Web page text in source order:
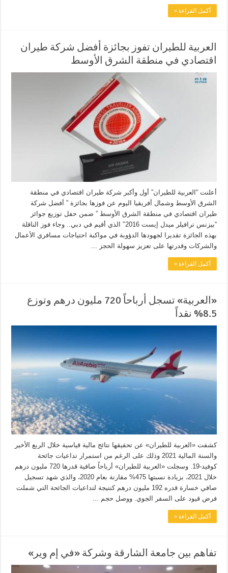
أكمل القراءة »
العربية للطيران تفوز بجائزة أفضل شركة طيران
اقتصادي في منطقة الشرق الأوسط
أعلنت “العربية للطيران” أول وأكبر شركة طيران اقتصادي في منطقة
الشرق الأوسط وشمال أفريقيا اليوم عن فوزها بجائزة ” أفضل شركة
طيران اقتصادي في منطقة الشرق الأوسط ” ضمن حفل توزيع جوائز
“بيزنس ترافيلر ميدل إيست 2016″ الذي أقيم في دبي.. وجاء فوز الناقلة
بهذه الجائزة تقديرا لجهودها الدؤوبة في مواكبة احتياجات مسافري الأعمال
والشركات وقدرتها على تعزيز سهولة الحجز ...
أكمل القراءة »
«العربية» تسجل أرباحاً 720 مليون درهم وتوزع
8.5% نقداً
كشفت «العربية للطيران» عن تحقيقها نتائج مالية قياسية خلال الربع الأخير
والسنة المالية 2021 وذلك على الرغم من استمرار تداعيات جائحة
كوفيد-19. وسجلت «العربية للطيران» أرباحاً صافية قدرها 720 مليون درهم
خلال 2021، بزيادة نسبتها 475% مقارنة بعام 2020، والذي شهد تسجيل
صافي خسارة قدره 192 مليون درهم كنتيجة لتداعيات الجائحة التي شملت
فرض قيود على السفر الجوي. ووصل حجم ...
أكمل القراءة »
تفاهم بين جامعة الشارقة وشركة «في إم وير»